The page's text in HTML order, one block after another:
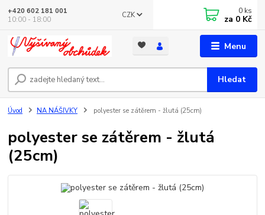
Menu
CZK
Hledat
+420 602 181 001
10:00 - 18:00
0 ks
za 0 Kč
Úvod NA NÁŠIVKY polyester se zátěrem - žlutá (25cm)
polyester se zátěrem - žlutá
(25cm)